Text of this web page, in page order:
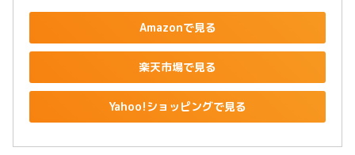
Amazonで見る
楽天市場で見る
Yahoo!ショッピングで見る